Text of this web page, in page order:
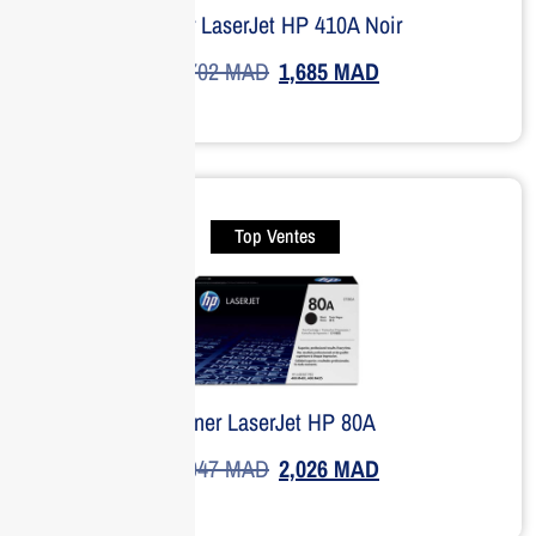
Toner LaserJet HP 410A Noir
1,702MAD 1,685 MAD
Top Ventes
Toner LaserJet HP 80A
2,047MAD 2,026 MAD